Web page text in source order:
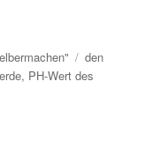
Schlagwörter
den
, PH-Wert des